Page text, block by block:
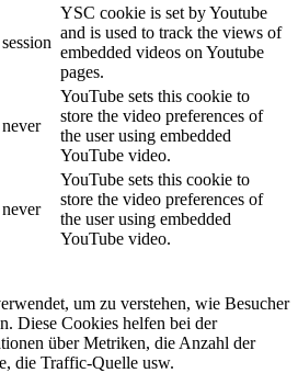
session
YSC cookie is set by Youtube
and is used to track the views of
embedded videos on Youtube
pages.
never
YouTube sets this cookie to
store the video preferences of
the user using embedded
YouTube video.
never
YouTube sets this cookie to
store the video preferences of
the user using embedded
YouTube video.
um zu verstehen, wie Besucher
Diese Cookies helfen bei der
über Metriken, die Anzahl der
die Traffic-Quelle usw.